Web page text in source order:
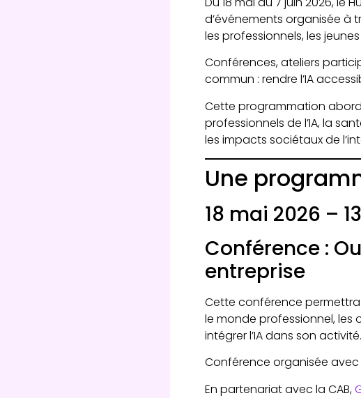
d’événements organisée à
les professionnels, les
Conférences, ateliers
commun : rendre l’IA
Cette programmation
professionnels de l’IA, la
les impacts sociétaux de
Une
18 mai 2026 –
Conférence :
entreprise
Cette conférence
le monde professionnel, les
intégrer l’IA dans son activité.
Conférence organisée avec
En partenariat avec la CAB,